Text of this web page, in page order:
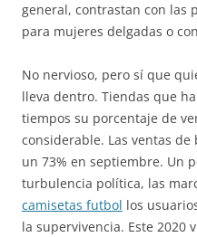
general, contrastan con las
para mujeres delgadas o
No nervioso, pero sí que
lleva dentro. Tiendas que
tiempos su porcentaje de
considerable. Las ventas
un 73% en septiembre. Un
turbulencia política, las
camisetas futbol los
la supervivencia. Este 2020